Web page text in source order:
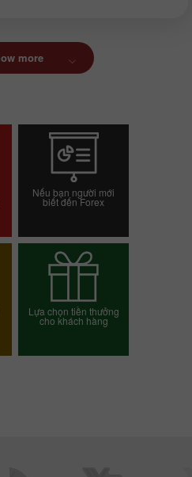
more
Nếu bạn người mới
biết đến Forex
Mở tài khoản demo
Lựa chọn tiền thưởng
cho khách hàng